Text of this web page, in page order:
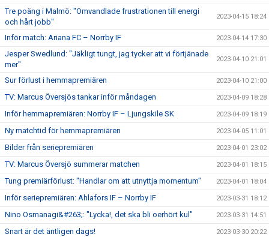
Tre poäng i Malmö: "Omvandlade frustrationen till energi
och hårt jobb"
2023-04-15 18:24
Inför match: Ariana FC – Norrby IF 2023-04-14 17:30
Jesper Swedlund: "Jäkligt tungt, jag tycker att vi förtjänade
mer"
2023-04-10 21:01
Sur förlust i hemmapremiären 2023-04-10 21:00
TV: Marcus Översjös tankar inför måndagen 2023-04-09 18:28
Inför hemmapremiären: Norrby IF – Ljungskile SK 2023-04-09 18:19
Ny matchtid för hemmapremiären 2023-04-05 11:01
Bilder från seriepremiären 2023-04-01 23:02
TV: Marcus Översjö summerar matchen 2023-04-01 18:15
Tung premiärförlust: "Handlar om att utnyttja momentum" 2023-04-01 18:04
Inför seriepremiären: Ahlafors IF – Norrby IF 2023-03-31 18:12
Nino Osmanagi&#263;: "Lycka!, det ska bli oerhört kul" 2023-03-31 14:51
Snart är det äntligen dags! 2023-03-30 20:22